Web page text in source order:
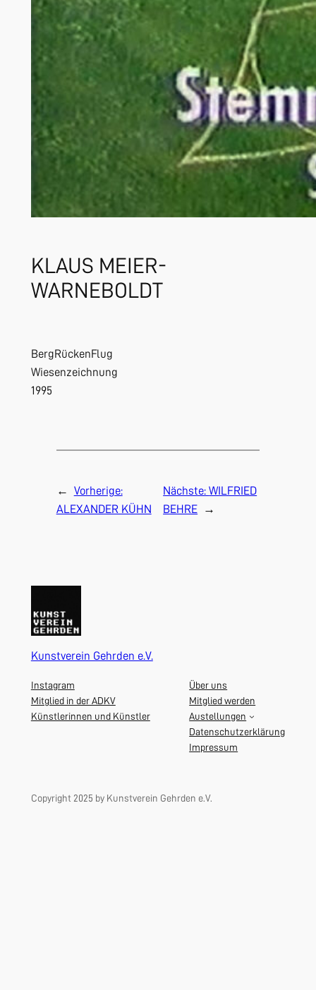
KLAUS MEIER-
WARNEBOLDT
BergRückenFlug
Wiesenzeichnung
1995
←
Vorherige:
ALEXANDER KÜHN
Nächste:WILFRIED
BEHRE
→
Kunstverein Gehrden e.V.
Instagram
Mitglied in der ADKV
Künstlerinnen und Künstler
Über uns
Mitglied werden
Austellungen
Datenschutzerklärung
Impressum
Copyright 2025 by Kunstverein Gehrden e.V.